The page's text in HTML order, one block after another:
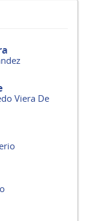
Viera De